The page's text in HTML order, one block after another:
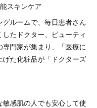
スキンケア
ルームで、毎日患者さん
たドクター、ビューティ
門家が集まり、「医療に
た化粧品が「ドクターズ
感肌の人でも安心して使